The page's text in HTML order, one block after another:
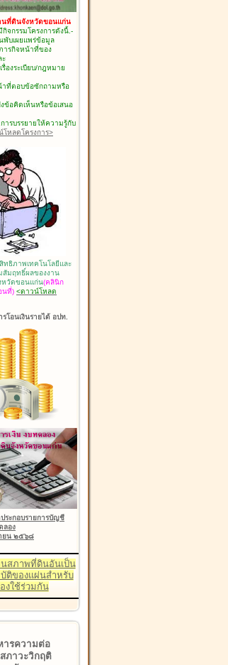
นที่ดินจังหวัดขอนแก่น
กิจกรรมโครงการดังนี้.-
พับเผยแพร่ข้อมูล
ารกิจหน้าที่ของ
ะ
องระเบียบ/กฎหมาย
ที่ตอบข้อซักถามหรือ
ข้อคิดเห็นหรือข้อเสนอ
ารบรรยายให้ความรู้กับ
โหลดโครงการ>
ทธิภาพเทคโนโลยีและ
สัมฤทธิ์ผลของงาน
หวัดขอนแก่น(คลินิก
นที่) <ดาวน์โหลด
รโอนเงินรายได้ อปท.
ประกอบรายการบัญชี
ลอง
ยน ๒๕๖๘
สภาพที่ดินอันเป็น
ติของแผ่นสำหรับ
งใช้ร่วมกัน
ารความต่อ
ภาวะวิกฤติ